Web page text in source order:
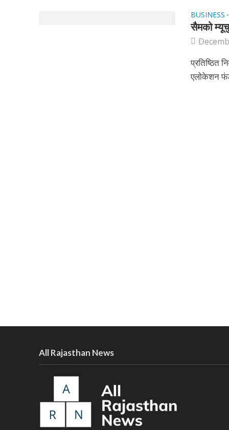
BUSINESS •
सैमको
प्रतिष्ठित
एलोकेशन
All Rajasthan News